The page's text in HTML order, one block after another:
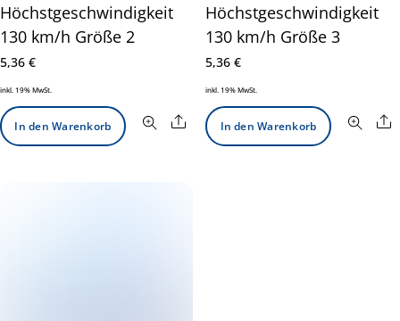
Höchstgeschwindigkeit
130 km/h Größe 2
5,36 €
inkl. 19% MwSt.
In den Warenkorb Share
Höchstgeschwindigkeit
130 km/h Größe 3
5,36€
inkl. 19% MwSt.
In den Warenkorb